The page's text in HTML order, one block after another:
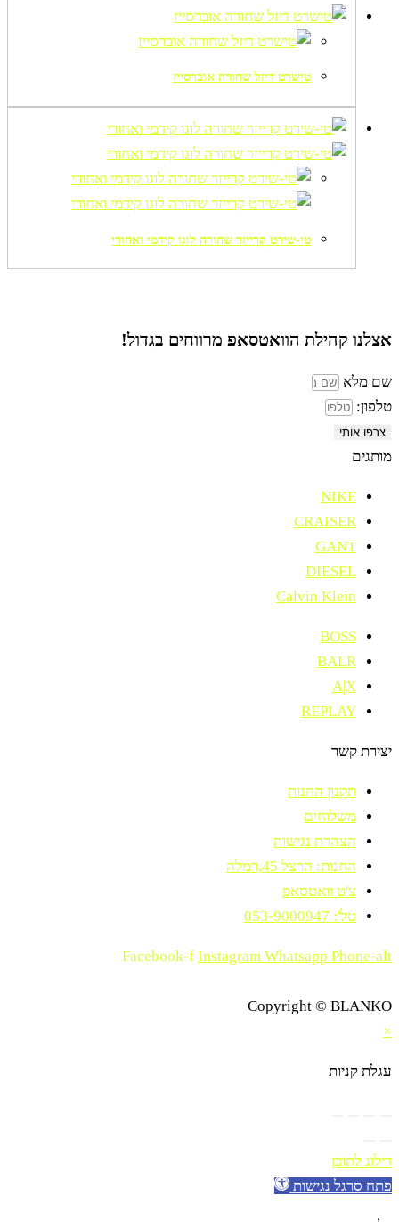
טישרט דיזל שחורה אוברסייז
טי-שירט קרייזר שחורה לוגו קידמי ואחורי
אצלנו קהילת הוואטסאפ מרווחים בגדול!
שם מלא
טלפון:
צרפו אותי
מותגים
NIKE
CRAISER
GANT
DIESEL
Calvin Klein
BOSS
BALR
A|X
REPLAY
יצירת קשר
תקנון החנות
משלוחים
הצהרת נגישות
החנות: הרצל 45,רמלה
צ'ט וואטסאפ
טל': 053-9000947
Facebook-f Instagram Whatsapp Phone-alt
Copyright © BLANKO
×
עגלת קניות
דילוג לתוכן
פתח סרגל נגישות